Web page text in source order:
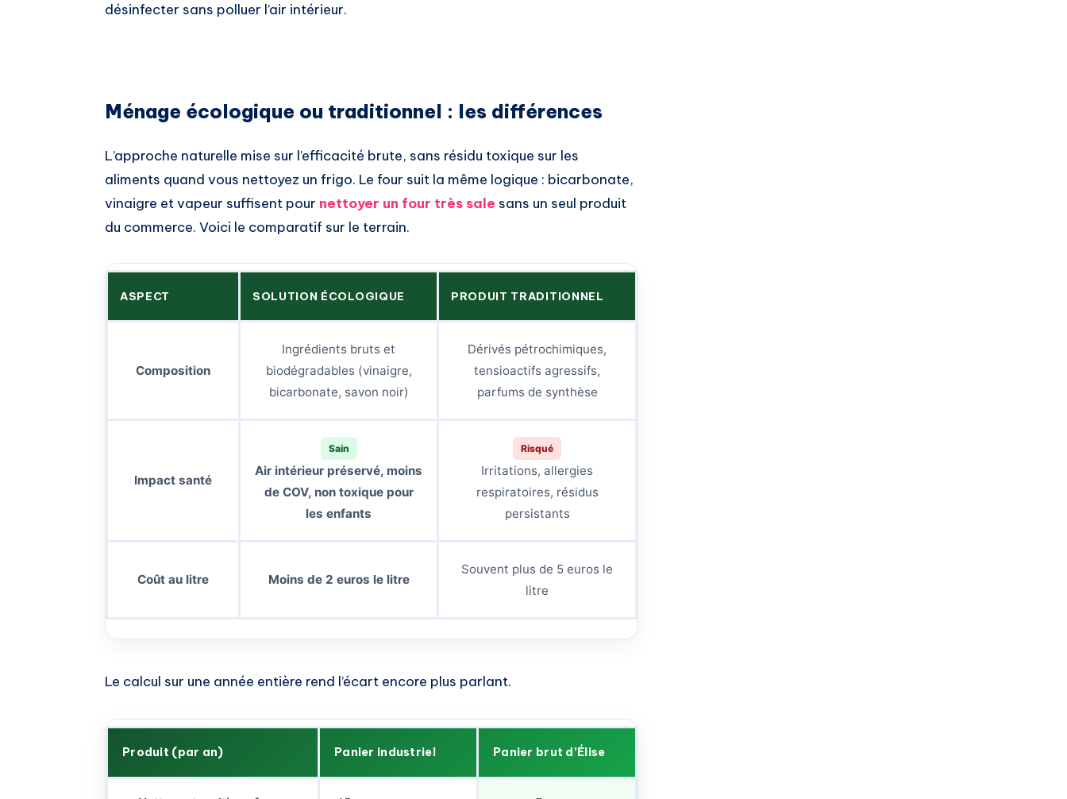
désinfecter sans polluer l’air intérieur.
Ménage écologique ou traditionnel : les différences
L’approche naturelle mise sur l’efficacité brute, sans résidu toxique sur les
aliments quand vous nettoyez un frigo. Le four suit la même logique : bicarbonate,
vinaigre et vapeur suffisent pour nettoyer un four très sale sans un seul produit
du commerce. Voici le comparatif sur le terrain.
ASPECT SOLUTION ÉCOLOGIQUE PRODUIT TRADITIONNEL
Composition
Ingrédients bruts et
biodégradables (vinaigre,
bicarbonate, savon noir)
Dérivés pétrochimiques,
tensioactifs agressifs,
parfums de synthèse
Impact santé
Sain
Air intérieur préservé, moins
de COV, non toxique pour
les enfants
Risqué
Irritations, allergies
respiratoires, résidus
persistants
Coût au litre Moins de 2 euros le litre
Souvent plus de 5 euros le
litre
Le calcul sur une année entière rend l’écart encore plus parlant.
Produit (par an) Panier industriel Panier brut d’Élise